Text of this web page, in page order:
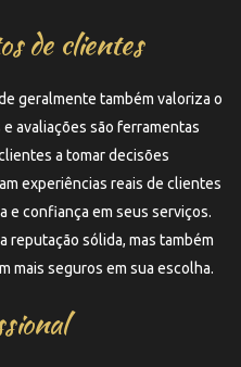
de clientes
geralmente também valoriza o
avaliações são ferramentas
a tomar decisões
experiências reais de clientes
e confiança em seus serviços.
reputação sólida, mas também
mais seguros em sua escolha.